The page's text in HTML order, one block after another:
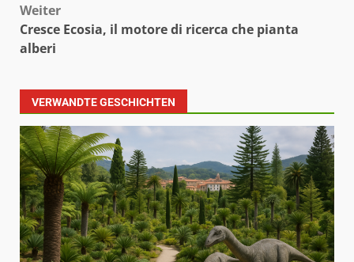
Weiter
Cresce Ecosia, il motore di ricerca che pianta
alberi
VERWANDTE GESCHICHTEN